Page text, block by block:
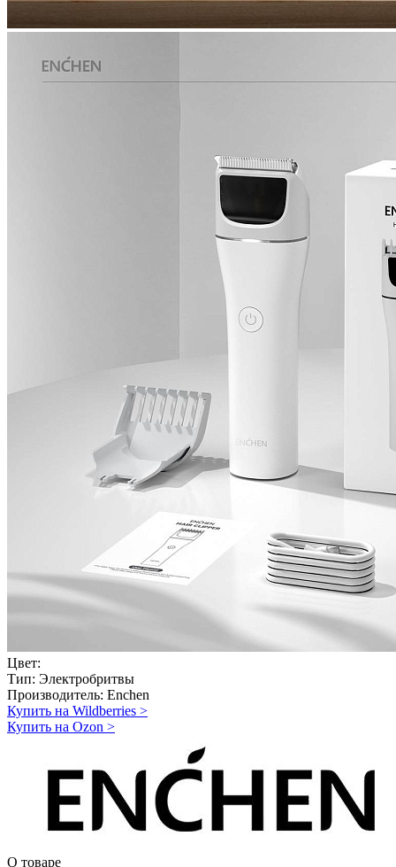
Цвет:
Тип: Электробритвы
Производитель: Enchen
Купить на Wildberries >
Купить на Ozon >
О товаре